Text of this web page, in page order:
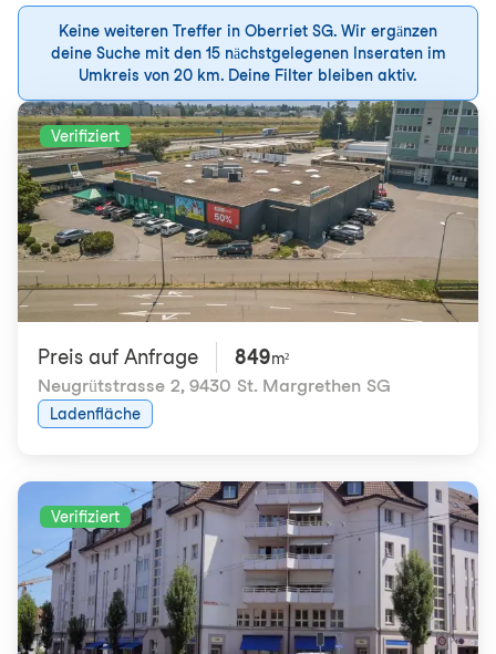
Keine weiteren Treffer in Oberriet SG. Wir ergänzen
deine Suche mit den 15 nächstgelegenen Inseraten im
Umkreis von 20 km. Deine Filter bleiben aktiv.
Verifiziert
Preis auf Anfrage 849m²
Neugrütstrasse 2, 9430 St. Margrethen SG
Ladenfläche
Verifiziert